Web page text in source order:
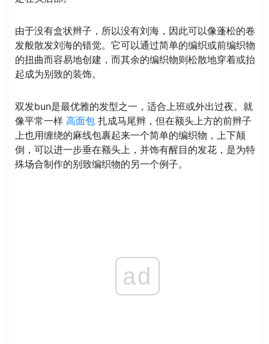
由于没有盒状辫子，所以没有刘海，因此可以像蓬松的卷
发般散发刘海的错觉。它可以通过简单的编织或前编织物
的扭曲而容易地创建，而其余的编织物则松散地穿着或抬
起成为别致的装饰。
双发bun是最优雅的发型之一，适合上班或外出过夜。就
像平常一样 高面包 扎成马尾辫，但在额头上方的前辫子
上也用缠绕的麻线包裹起来一个简单的编织物，上下颠
倒，可以进一步垂在额头上，并饰有醒目的发花，是为特
殊场合制作的别致编织物的另一个例子。
ad